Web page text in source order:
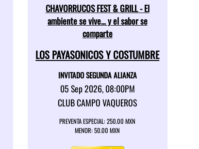
CHAVORRUCOS FEST & GRILL - El
ambiente se vive… y el sabor se
comparte
LOS PAYASONICOS Y COSTUMBRE
INVITADO SEGUNDA ALIANZA
05 Sep 2026, 08:00PM
CLUB CAMPO VAQUEROS
PREVENTA ESPECIAL: 250.00 MXN
MENOR: 50.00 MXN